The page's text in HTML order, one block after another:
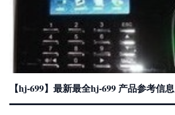
【hj-699】最新最全hj-699 产品参考信息